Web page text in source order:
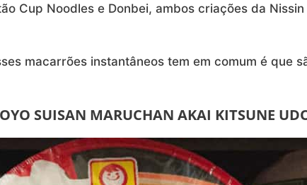
Cup Noodles e Donbei, ambos criações da Nissin
macarrões instantâneos tem em comum é que
SUISAN MARUCHAN AKAI KITSUNE